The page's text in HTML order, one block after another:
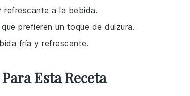
refrescante a la bebida.
prefieren un toque de dulzura.
fría y refrescante.
Esta Receta